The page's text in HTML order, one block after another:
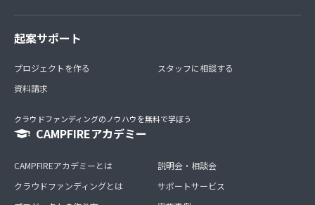
起案サポート
プロジェクトを作る
資料請求
スタッフに相談する
クラウドファンディングのノウハウを無料で学ぼう
CAMPFIREアカデミー
CAMPFIREアカデミーとは
クラウドファンディングとは
説明会・相談会
サポートサービス